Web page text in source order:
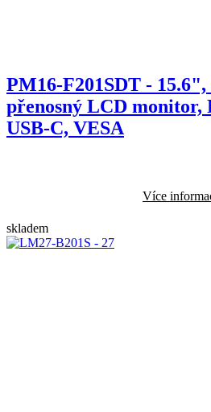
PM16-F201SDT -
přenosný LCD
USB-C, VESA
Více
skladem